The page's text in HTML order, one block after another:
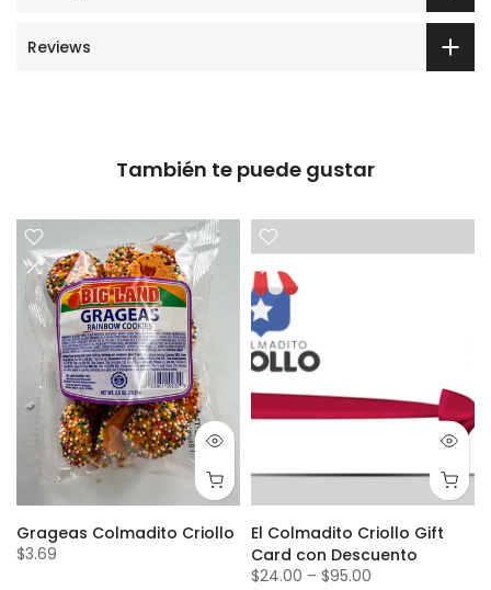
Reviews
También te puede gustar
Grageas Colmadito Criollo
$3.69
El Colmadito Criollo Gift
Card con Descuento
$24.00 – $95.00